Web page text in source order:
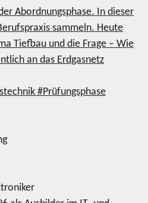
Abordnungsphase. In dieser
sammeln. Heute
Tiefbau und die Frage – Wie
an das Erdgasnetz
#Prüfungsphase